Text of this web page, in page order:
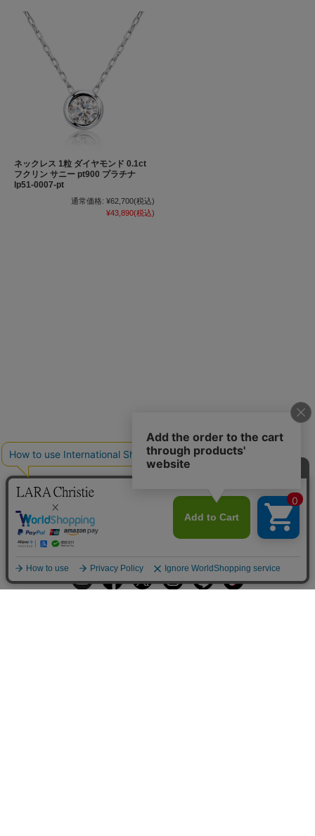
ネックレス 1粒 ダイヤモンド 0.1ct
フクリン サニー pt900 プラチナ
lp51-0007-pt
通常価格: ¥62,700(税込)
¥43,890(税込)